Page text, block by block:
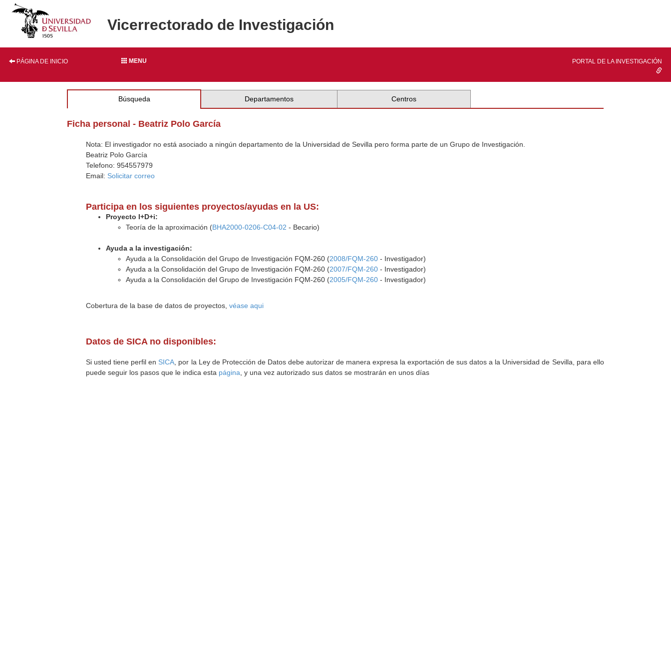
Vicerrectorado de Investigación
PÁGINA DE INICIO MENU PORTAL DE LA INVESTIGACIÓN
Búsqueda Departamentos Centros
Ficha personal - Beatriz Polo García
Nota: El investigador no está asociado a ningún departamento de la Universidad de Sevilla pero forma parte de un Grupo de Investigación.
Beatriz Polo García
Telefono: 954557979
Email: Solicitar correo
Participa en los siguientes proyectos/ayudas en la US:
Proyecto I+D+i:
Teoría de la aproximación (BHA2000-0206-C04-02 - Becario)
Ayuda a la investigación:
Ayuda a la Consolidación del Grupo de Investigación FQM-260 (2008/FQM-260 - Investigador)
Ayuda a la Consolidación del Grupo de Investigación FQM-260 (2007/FQM-260 - Investigador)
Ayuda a la Consolidación del Grupo de Investigación FQM-260 (2005/FQM-260 - Investigador)
Cobertura de la base de datos de proyectos,véase aqui
Datos de SICA no disponibles:
Si usted tiene perfil en SICA , por la Ley de Protección de Datos debe autorizar de manera expresa la exportación de sus datos a la Universidad de Sevilla, para ello
puede seguir los pasos que le indica esta página , y una vez autorizado sus datos se mostrarán en unos días